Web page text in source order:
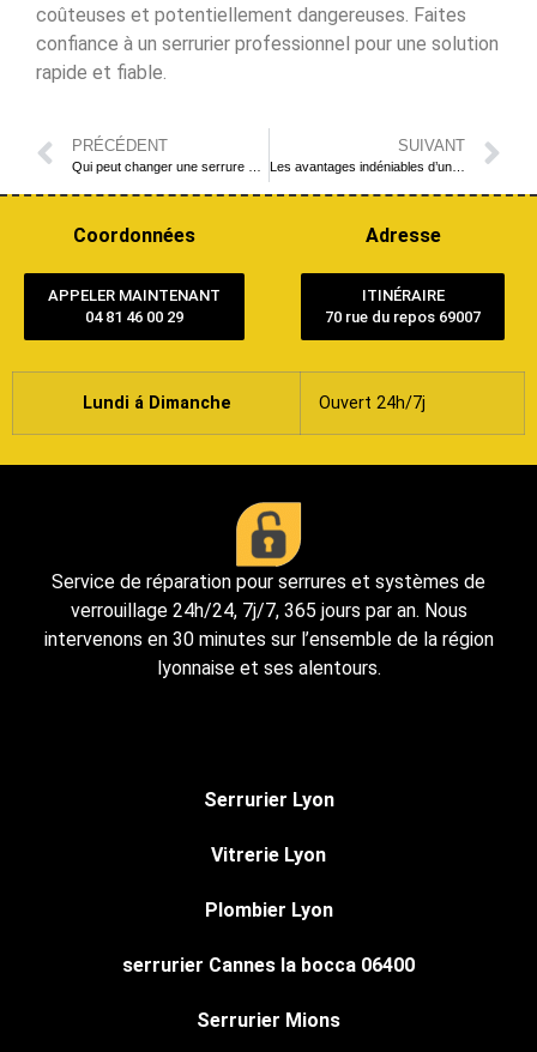
coûteuses et potentiellement dangereuses. Faites
confiance à un serrurier professionnel pour une solution
rapide et fiable.
PRÉCÉDENT
Qui peut changer une serrure de porte ? Explication du rôle crucial du serrurier à Lyon
SUIVANT
Les avantages indéniables d’une serrure 3 points installée par un serrurier à Lyon
Coordonnées
APPELER MAINTENANT
04 81 46 00 29
Adresse
ITINÉRAIRE
70 rue du repos 69007
Lundi á Dimanche Ouvert 24h/7j
Service de réparation pour serrures et systèmes de
verrouillage 24h/24, 7j/7, 365 jours par an. Nous
intervenons en 30 minutes sur l’ensemble de la région
lyonnaise et ses alentours.
Serrurier Lyon
Vitrerie Lyon
Plombier Lyon
serrurier Cannes la bocca 06400
Serrurier Mions